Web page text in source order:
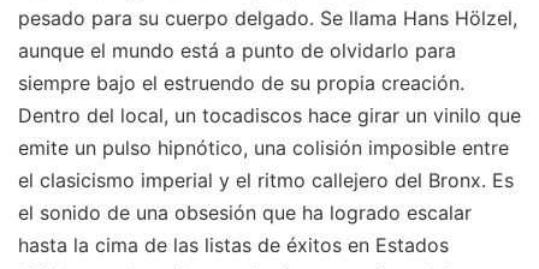
pesado para su cuerpo delgado. Se llama Hans Hölzel,
aunque el mundo está a punto de olvidarlo para
siempre bajo el estruendo de su propia creación.
Dentro del local, un tocadiscos hace girar un vinilo que
emite un pulso hipnótico, una colisión imposible entre
el clasicismo imperial y el ritmo callejero del Bronx. Es
el sonido de una obsesión que ha logrado escalar
hasta la cima de las listas de éxitos en Estados